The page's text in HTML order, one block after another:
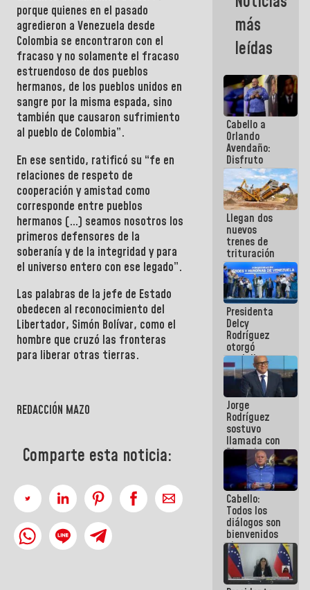
porque quienes en el pasado
agredieron a Venezuela desde
Colombia se encontraron con el
fracaso y no solamente el fracaso
estruendoso de dos pueblos
hermanos, de los pueblos unidos en
sangre por la misma espada, sino
también que causaron sufrimiento
al pueblo de Colombia”.
En ese sentido, ratificó su “fe en
relaciones de respeto de
cooperación y amistad como
corresponde entre pueblos
hermanos (…) seamos nosotros los
primeros defensores de la
soberanía y de la integridad y para
el universo entero con ese legado”.
Las palabras de la jefe de Estado
obedecen al reconocimiento del
Libertador, Simón Bolívar, como el
hombre que cruzó las fronteras
para liberar otras tierras.
REDACCIÓN MAZO
Comparte esta noticia:
a Juntas de
Condominio
más
leídas
Cabello a
Orlando
Avendaño:
Disfruto
cada vez
que escribes
porque lo
que haces
es
embarrarla
Llegan dos
nuevos
trenes de
trituración
para
optimizar
manejo de
escombros
en La Guaira
Presidenta
Delcy
Rodríguez
otorgó
medalla
"Héroe de
Venezuela"
a servidores
públicos
Jorge
Rodríguez
sostuvo
llamada con
Dinorah
Figuera y
acuerdan
primer
encuentro
presencial
para el
diálogo
Cabello:
Todos los
diálogos son
bienvenidos
siempre que
estén en el
marco de la
Constitución